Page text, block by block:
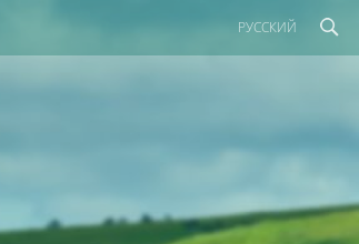
РУССКИЙ